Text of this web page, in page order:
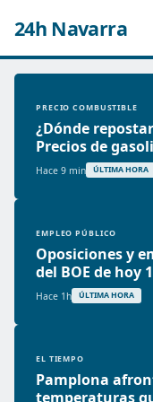
24h Navarra
PRECIO COMBUSTIBLE
¿Dónde
Precios de
Hace 9 min ÚLTIMA HORA
EMPLEO PÚBLICO
Oposiciones y
del BOE de hoy
Hace 1h ÚLTIMA HORA
EL TIEMPO
Pamplona
temperaturas